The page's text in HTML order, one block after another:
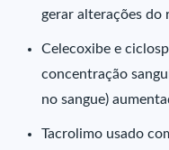
gerar alterações do
Celecoxibe e
concentração
no sangue)
Tacrolimo usado